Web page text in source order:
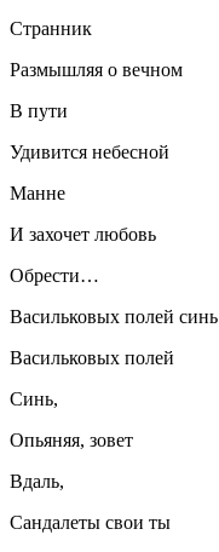
Странник
Размышляя о вечном
В пути
Удивится небесной
Манне
И захочет любовь
Обрести…
Васильковых полей синь
Васильковых полей
Синь,
Опьяняя, зовет
Вдаль,
Сандалеты свои ты